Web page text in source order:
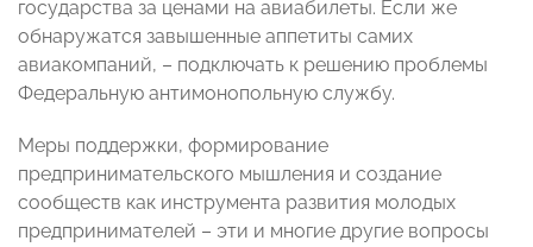
государства за ценами на авиабилеты. Если же
обнаружатся завышенные аппетиты самих
авиакомпаний, – подключать к решению проблемы
Федеральную антимонопольную службу.
Меры поддержки, формирование
предпринимательского мышления и создание
сообществ как инструмента развития молодых
предпринимателей – эти и многие другие вопросы